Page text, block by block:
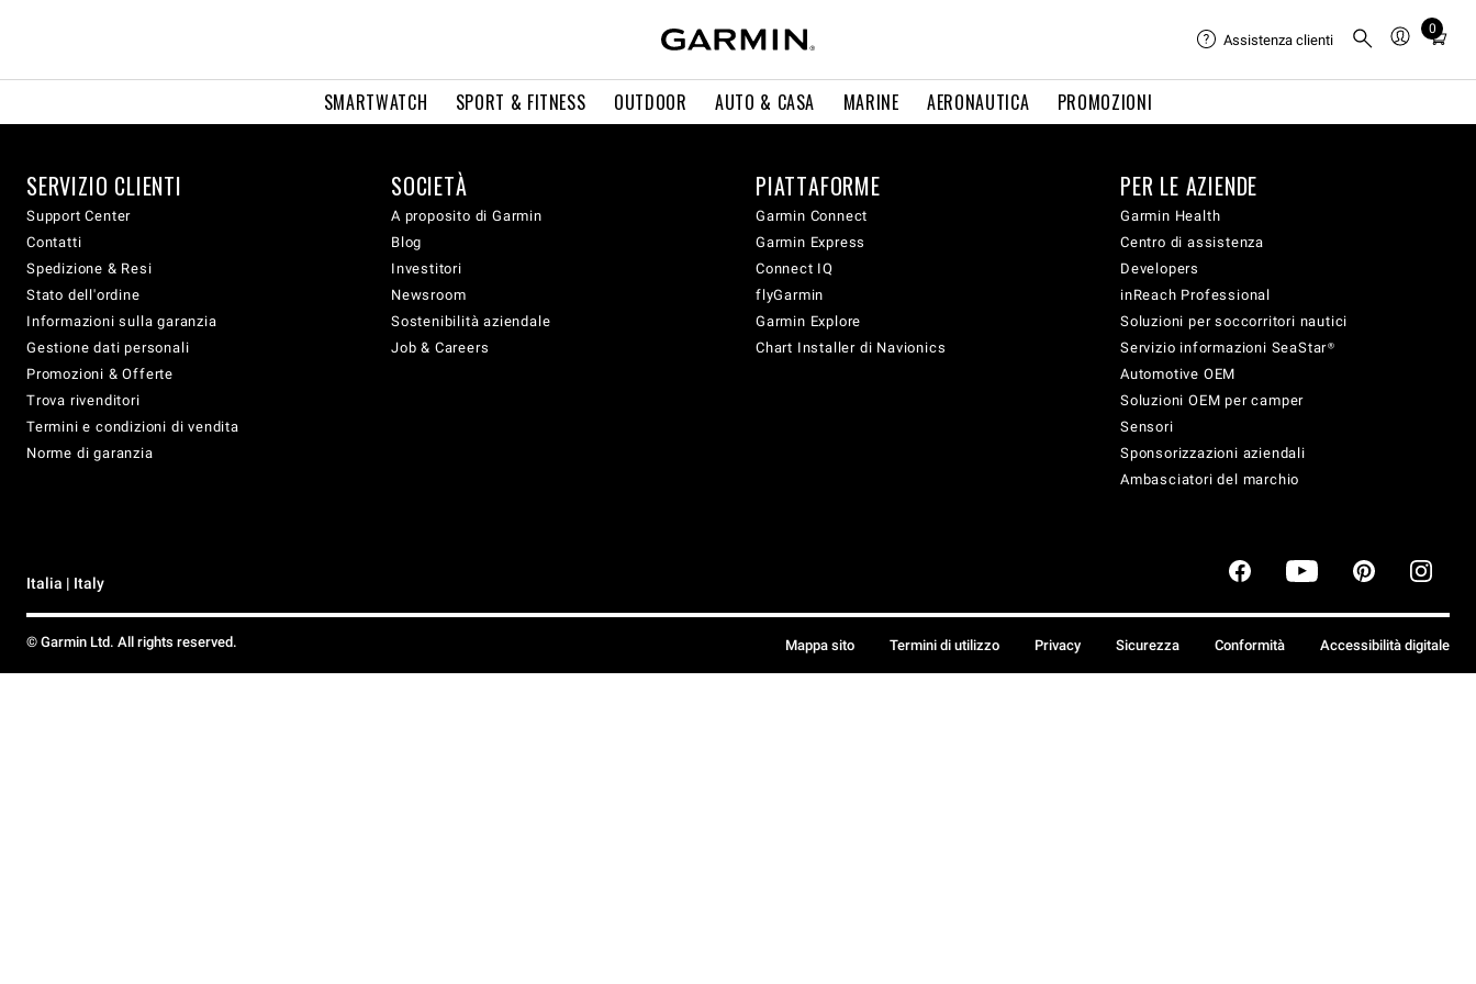
SMARTWATCH SPORT & FITNESS OUTDOOR AUTO & CASA MARINE AERONAUTICA PROMOZIONI
Assistenza clienti
0
Total
in
SERVIZIO CLIENTI
Support Center
Contatti
Spedizione & Resi
Stato dell'ordine
Informazioni sulla garanzia
Gestione dati personali
Promozioni & Offerte
Trova rivenditori
Termini e condizioni di vendita
Norme di garanzia
SOCIETÀ
A proposito di Garmin
Blog
Investitori
Newsroom
Sostenibilità aziendale
Job & Careers
PIATTAFORME
Garmin Connect
Garmin Express
Connect IQ
flyGarmin
Garmin Explore
Chart Installer di Navionics
PER LE AZIENDE
Garmin Health
Centro di assistenza
Developers
inReach Professional
Soluzioni per soccorritori nautici
Servizio informazioni SeaStar®
Automotive OEM
Soluzioni OEM per camper
Sensori
Sponsorizzazioni aziendali
Ambasciatori del marchio
Italia | Italy
© Garmin Ltd. All rights reserved. Mappa sito Termini di utilizzo Privacy Sicurezza Conformità Accessibilità digitale